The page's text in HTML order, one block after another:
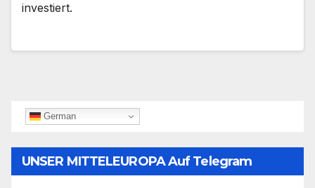
investiert.
German
UNSER MITTELEUROPA Auf Telegram